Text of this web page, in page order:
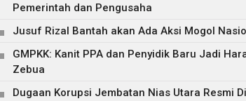
Pemerintah dan Pengusaha
Jusuf Rizal Bantah akan Ada Aksi Mogol
GMPKK: Kanit PPA dan Penyidik Baru Jadi
Zebua
Dugaan Korupsi Jembatan Nias Utara Resmi